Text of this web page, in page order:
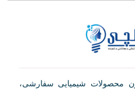
محصولات شیمیایی سفارشی،